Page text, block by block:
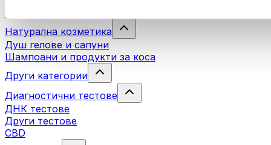
Натурална козметика
Душ гелове и сапуни
Шампоани и продукти за коса
Други категории
Диагностични тестове
ДНК тестове
Други тестове
CBD